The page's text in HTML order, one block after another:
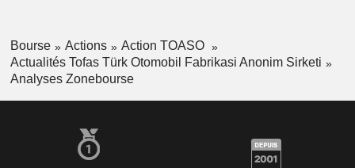
Bourse Actions
Action TOASO
Actualités Tofas Türk Otomobil Fabrikasi Anonim Sirketi
Analyses Zonebourse